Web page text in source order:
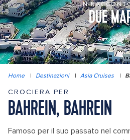
UN
DUE
Home | Destinazioni | Asia Cruises |
CROCIERA PER
BAHREIN, BAHREIN
Famoso per il suo passato nel